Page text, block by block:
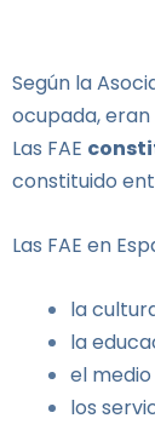
Según la
ocupada,
Las FAE
constituido
Las FAE en
la
la
el
los